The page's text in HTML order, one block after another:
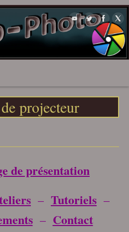
projecteur
de présentation
– Tutoriels –
– Contact